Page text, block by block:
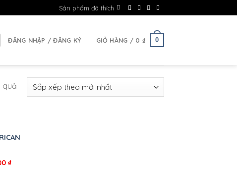
Sản phẩm đã thích
ĐĂNG NHẬP / ĐĂNG KÝ GIỎ HÀNG / 0 ₫ 0
quả
₫